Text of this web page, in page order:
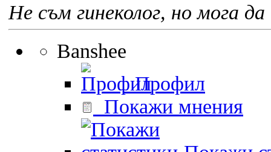
Не съм гинеколог, но мога да
Banshee
Профил
Покажи мнения